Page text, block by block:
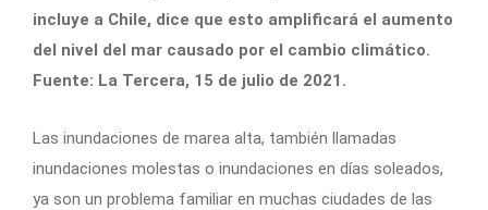
incluye a Chile, dice que esto amplificará el aumento
del nivel del mar causado por el cambio climático.
Fuente: La Tercera, 15 de julio de 2021.
Las inundaciones de marea alta, también llamadas
inundaciones molestas o inundaciones en días soleados,
ya son un problema familiar en muchas ciudades de las